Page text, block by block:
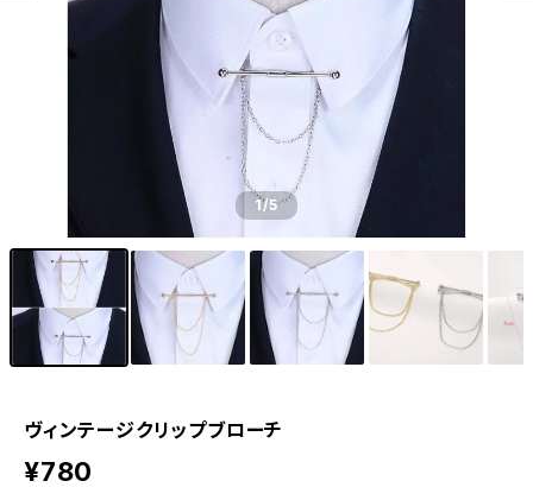
1/5
ヴィンテージクリップブローチ
¥780